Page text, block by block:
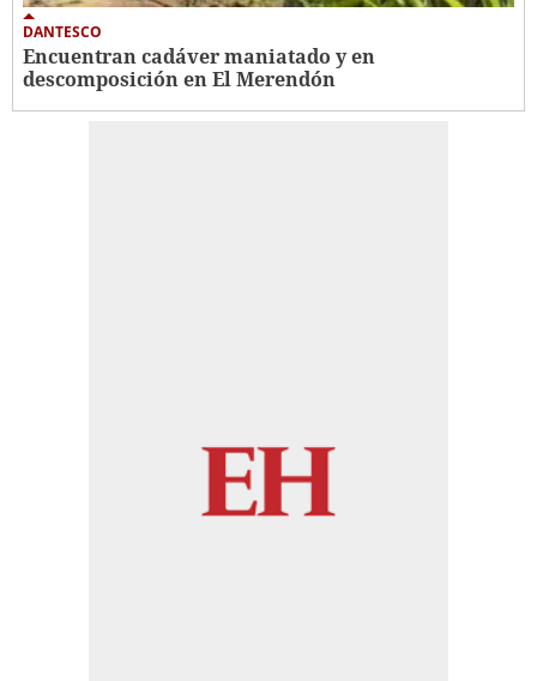
DANTESCO
Encuentran cadáver maniatado y en
descomposición en El Merendón